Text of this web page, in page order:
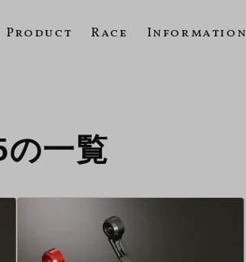
Product Race Information
一覧